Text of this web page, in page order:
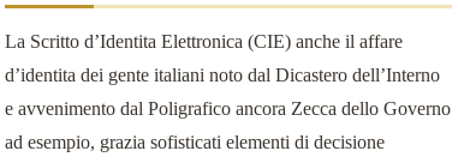
La Scritto d’Identita Elettronica (CIE) anche il affare
d’identita dei gente italiani noto dal Dicastero dell’Interno
e avvenimento dal Poligrafico ancora Zecca dello Governo
ad esempio, grazia sofisticati elementi di decisione